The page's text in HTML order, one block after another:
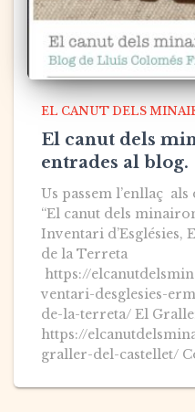
EL CANUT DELS
El canut dels
entrades al blog.
Us passem l’enllaç
“El canut dels
Inventari d’Esglésies,
de la Terreta
https://
ventari-desglesies-
de-la-terreta/ El
https://
graller-del-castellet/